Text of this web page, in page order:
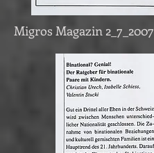
Migros Magazin 2_7_2007